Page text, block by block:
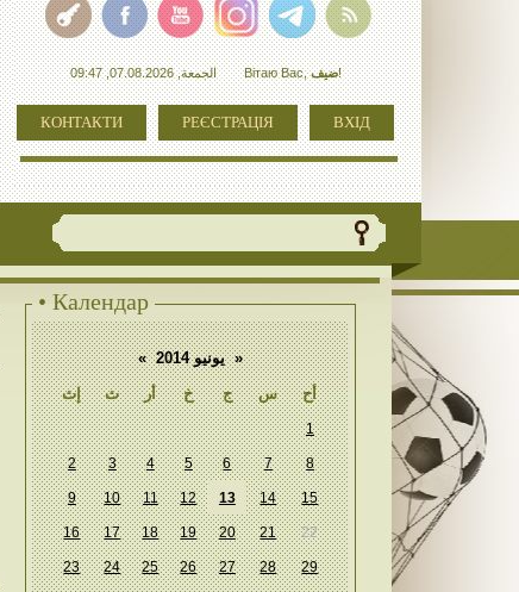
الجمعة, 07.08.2026, 09:47 Вітаю Вас,ضيف!
КОНТАКТИ РЕЄСТРАЦІЯ ВХІД
• Календар
« يونيو 2014 »
إث
ث أر خ ج س أح
1
2 3 4 5 6 7 8
9 10 11 12 13 14 15
16 17 18 19 20 21 22
23 24 25 26 27 28 29